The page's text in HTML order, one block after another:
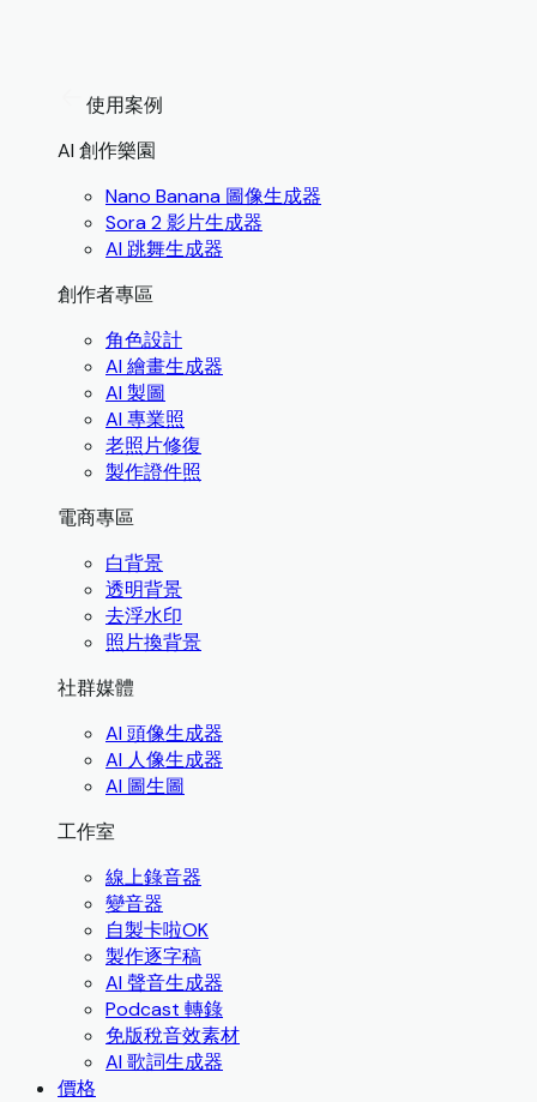
使用案例
AI 創作樂園
Nano Banana 圖像生成器
Sora 2 影片生成器
AI 跳舞生成器
創作者專區
角色設計
AI 繪畫生成器
AI 製圖
AI 專業照
老照片修復
製作證件照
電商專區
白背景
透明背景
去浮水印
照片換背景
社群媒體
AI 頭像生成器
AI 人像生成器
AI 圖生圖
工作室
線上錄音器
變音器
自製卡啦OK
製作逐字稿
AI 聲音生成器
Podcast 轉錄
免版稅音效素材
AI 歌詞生成器
價格